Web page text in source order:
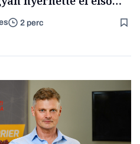
Mészárosék cége a
kormány alatt
2 perc